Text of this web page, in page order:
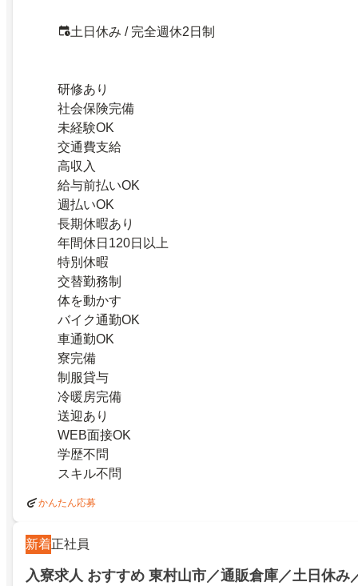
土日休み / 完全週休2日制
研修あり
社会保険完備
未経験OK
交通費支給
高収入
給与前払いOK
週払いOK
長期休暇あり
年間休日120日以上
特別休暇
交替勤務制
体を動かす
バイク通勤OK
車通勤OK
寮完備
制服貸与
冷暖房完備
送迎あり
WEB面接OK
学歴不問
スキル不問
かんたん応募
新着正社員
入寮求人 おすすめ 東村山市／通販倉庫／土日休み